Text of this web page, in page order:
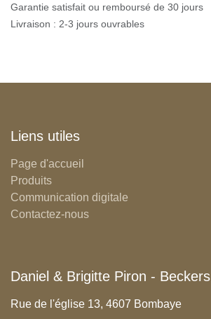
Garantie satisfait ou remboursé de 30 jours
Livraison : 2-3 jours ouvrables
Liens utiles
Page d'accueil
Produits
Communication digitale
Contactez-nous
Daniel & Brigitte Piron - Beckers
Rue de l'église 13, 4607 Bombaye